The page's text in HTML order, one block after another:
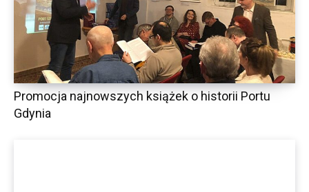
Promocja najnowszych książek o historii Portu
Gdynia